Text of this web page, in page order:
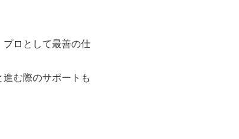
プロとして最善の仕
む際のサポートも